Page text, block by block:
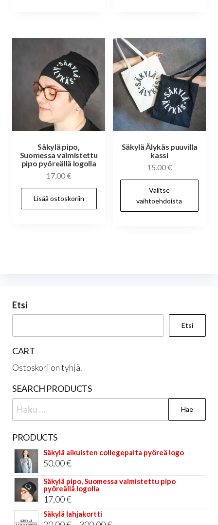
Säkylä pipo,
Suomessa valmistettu
pipo pyöreällä logolla
17,00€
Lisää ostoskoriin
Säkylä Älykäs puuvilla
kassi
15,00€
Valitse
vaihtoehdoista
Etsi
Etsi
CART
Ostoskori on tyhjä.
SEARCH PRODUCTS
Haku:
PRODUCTS
Säkylä aikuisten collegepaita pyöreä logo
50,00€
Säkylä pipo, Suomessa valmistettu pipo
pyöreällä logolla
17,00€
Säkylä lahjakortti